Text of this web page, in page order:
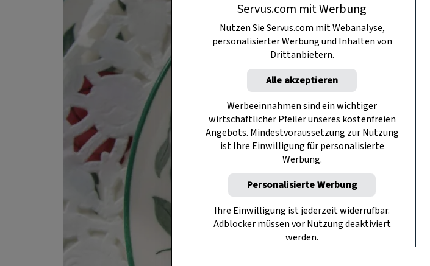
Servus.com mit Werbung
Nutzen Sie Servus.com mit Webanalyse,
personalisierter Werbung und Inhalten von
Drittanbietern.
Alle akzeptieren
Werbeeinnahmen sind ein wichtiger
wirtschaftlicher Pfeiler unseres kostenfreien
Angebots. Mindestvoraussetzung zur Nutzung
ist Ihre Einwilligung für personalisierte
Werbung.
Personalisierte Werbung
Ihre Einwilligung ist jederzeit widerrufbar.
Adblocker müssen vor Nutzung deaktiviert
werden.